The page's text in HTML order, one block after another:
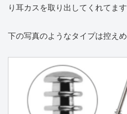
り耳カスを取り出してくれてます
下の写真のようなタイプは控え